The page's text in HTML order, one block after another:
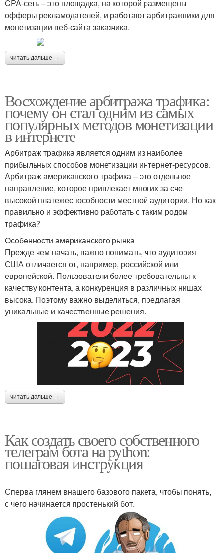
CPA-сеть – это площадка, на которой размещены
офферы рекламодателей, и работают арбитражники для
монетизации веб-сайта заказчика.
читать дальше →
Восхождение арбитража трафика:
почему он стал одним из самых
популярных методов монетизации
в интернете
Арбитраж трафика является одним из наиболее
прибыльных способов монетизации интернет-ресурсов.
Арбитраж американского трафика – это отдельное
направление, которое привлекает многих за счет
высокой платежеспособности местной аудитории. Но как
правильно и эффективно работать с таким родом
трафика?
Особенности американского рынка
Прежде чем начать, важно понимать, что аудитория
США отличается от, например, российской или
европейской. Пользователи более требовательны к
качеству контента, а конкуренция в различных нишах
высока. Поэтому важно выделиться, предлагая
уникальные и качественные решения.
читать дальше →
Как создать своего собственного
телеграм бота на python:
пошаговая инструкция
Сперва глянем внашего базового пакета, чтобы понять,
с чего начинается простенький бот.